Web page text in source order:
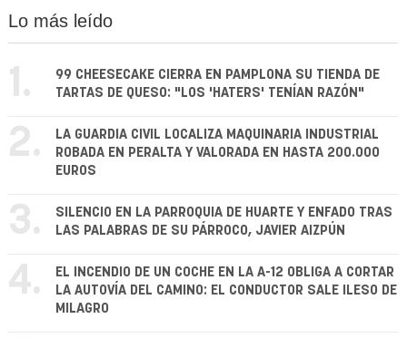
Lo más leído
1.
99 CHEESECAKE CIERRA EN PAMPLONA SU TIENDA DE
TARTAS DE QUESO: "LOS 'HATERS' TENÍAN RAZÓN"
2.
LA GUARDIA CIVIL LOCALIZA MAQUINARIA INDUSTRIAL
ROBADA EN PERALTA Y VALORADA EN HASTA 200.000
EUROS
3.
SILENCIO EN LA PARROQUIA DE HUARTE Y ENFADO TRAS
LAS PALABRAS DE SU PÁRROCO, JAVIER AIZPÚN
4.
EL INCENDIO DE UN COCHE EN LA A-12 OBLIGA A CORTAR
LA AUTOVÍA DEL CAMINO: EL CONDUCTOR SALE ILESO DE
MILAGRO